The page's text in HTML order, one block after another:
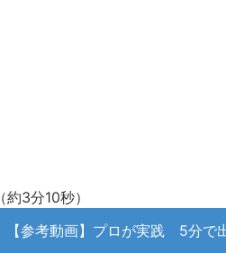
（約3分10秒）
【参考動画】プロが実践 5分で